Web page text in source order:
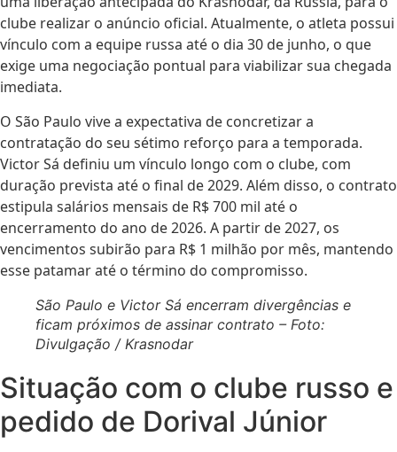
clube realizar o anúncio oficial. Atualmente, o atleta possui
vínculo com a equipe russa até o dia 30 de junho, o que
exige uma negociação pontual para viabilizar sua chegada
imediata.
O São Paulo vive a expectativa de concretizar a
contratação do seu sétimo reforço para a temporada.
Victor Sá definiu um vínculo longo com o clube, com
duração prevista até o final de 2029. Além disso, o contrato
estipula salários mensais de R$ 700 mil até o
encerramento do ano de 2026. A partir de 2027, os
vencimentos subirão para R$ 1 milhão por mês, mantendo
esse patamar até o término do compromisso.
São Paulo e Victor Sá encerram divergências e
ficam próximos de assinar contrato – Foto:
Divulgação / Krasnodar
Situação com o clube russo e
pedido de Dorival Júnior